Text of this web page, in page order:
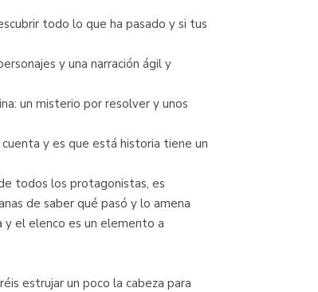
todo lo que ha pasado y si tus
y una narración ágil y
un misterio por resolver y unos
y es que está historia tiene un
todos los protagonistas, es
de saber qué pasó y lo amena
el elenco es un elemento a
estrujar un poco la cabeza para